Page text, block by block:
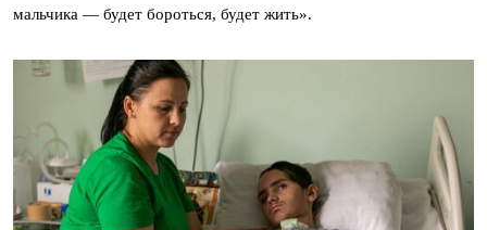
мальчика — будет бороться, будет жить».